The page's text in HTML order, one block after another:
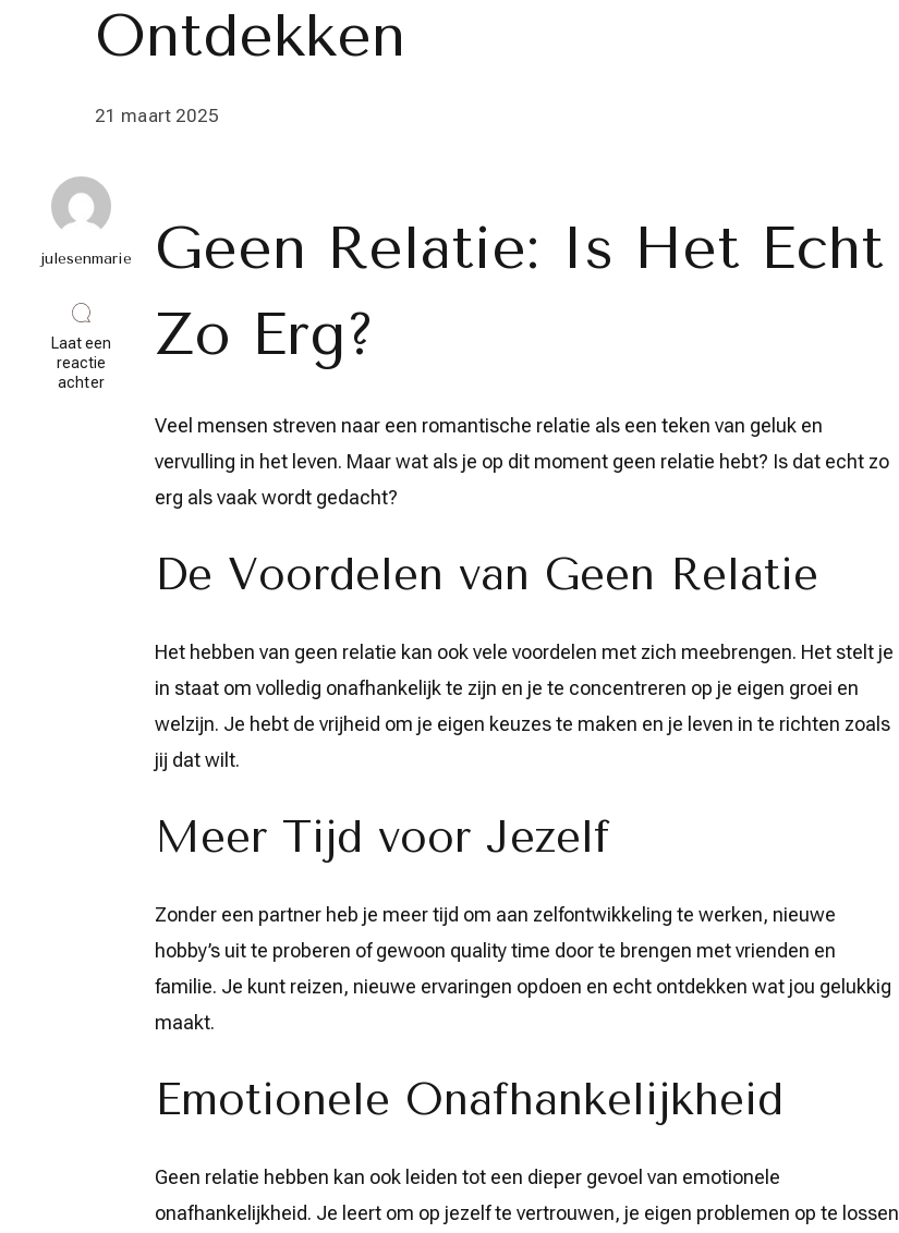
Ontdekken
21 maart 2025
julesenmarie
Laat een
reactie
achterop
Ontdekken
Geen Relatie: Is Het Echt
Zo Erg?
Veel mensen streven naar een romantische relatie als een teken van geluk en
vervulling in het leven. Maar wat als je op dit moment geen relatie hebt? Is dat echt zo
erg als vaak wordt gedacht?
De Voordelen van Geen Relatie
Het hebben van geen relatie kan ook vele voordelen met zich meebrengen. Het stelt je
in staat om volledig onafhankelijk te zijn en je te concentreren op je eigen groei en
welzijn. Je hebt de vrijheid om je eigen keuzes te maken en je leven in te richten zoals
jij dat wilt.
Meer Tijd voor Jezelf
Zonder een partner heb je meer tijd om aan zelfontwikkeling te werken, nieuwe
hobby’s uit te proberen of gewoon quality time door te brengen met vrienden en
familie. Je kunt reizen, nieuwe ervaringen opdoen en echt ontdekken wat jou gelukkig
maakt.
Emotionele Onafhankelijkheid
Geen relatie hebben kan ook leiden tot een dieper gevoel van emotionele
onafhankelijkheid. Je leert om op jezelf te vertrouwen, je eigen problemen op te lossen